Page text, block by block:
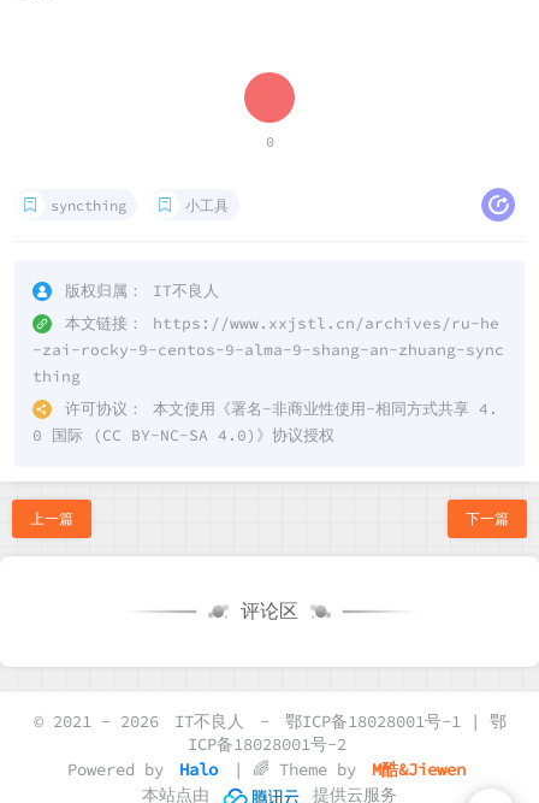
0
syncthing 小工具
版权归属：
IT不良人
本文链接：
https://www.xxjstl.cn/archives/ru-he
-zai-rocky-9-centos-9-alma-9-shang-an-zhuang-sync
thing
许可协议：
本文使用《署名-非商业性使用-相同方式共享 4.
0 国际 (CC BY-NC-SA 4.0) 》协议授权
上一篇 下一篇
评论区
© 2021 - 2026 IT不良人 -
鄂ICP备18028001号-1 | 鄂
ICP备18028001号-2
Powered by
Halo | 🌈 Theme by
M酷&Jiewen
本站点由
提供云服务